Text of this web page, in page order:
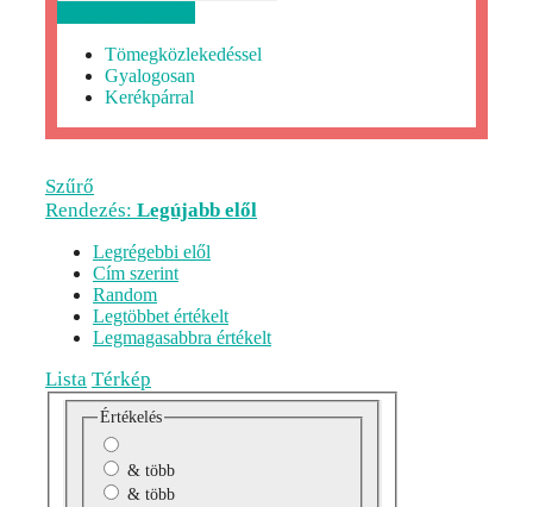
Tömegközlekedéssel
Gyalogosan
Kerékpárral
Szűrő
Rendezés: Legújabb elől
Legrégebbi elől
Cím szerint
Random
Legtöbbet értékelt
Legmagasabbra értékelt
Lista Térkép
Értékelés
& több
& több